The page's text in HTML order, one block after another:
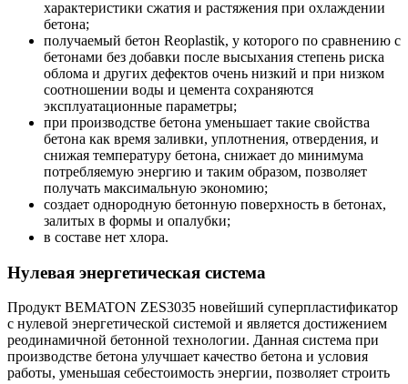
характеристики сжатия и растяжения при охлаждении
бетона;
получаемый бетон Reoplastik, у которого по сравнению с
бетонами без добавки после высыхания степень риска
облома и других дефектов очень низкий и при низком
соотношении воды и цемента сохраняются
эксплуатационные параметры;
при производстве бетона уменьшает такие свойства
бетона как время заливки, уплотнения, отвердения, и
снижая температуру бетона, снижает до минимума
потребляемую энергию и таким образом, позволяет
получать максимальную экономию;
создает однородную бетонную поверхность в бетонах,
залитых в формы и опалубки;
в составе нет хлора.
Нулевая энергетическая система
Продукт BEMATON ZES3035 новейший суперпластификатор
с нулевой энергетической системой и является достижением
реодинамичной бетонной технологии. Данная система при
производстве бетона улучшает качество бетона и условия
работы, уменьшая себестоимость энергии, позволяет строить